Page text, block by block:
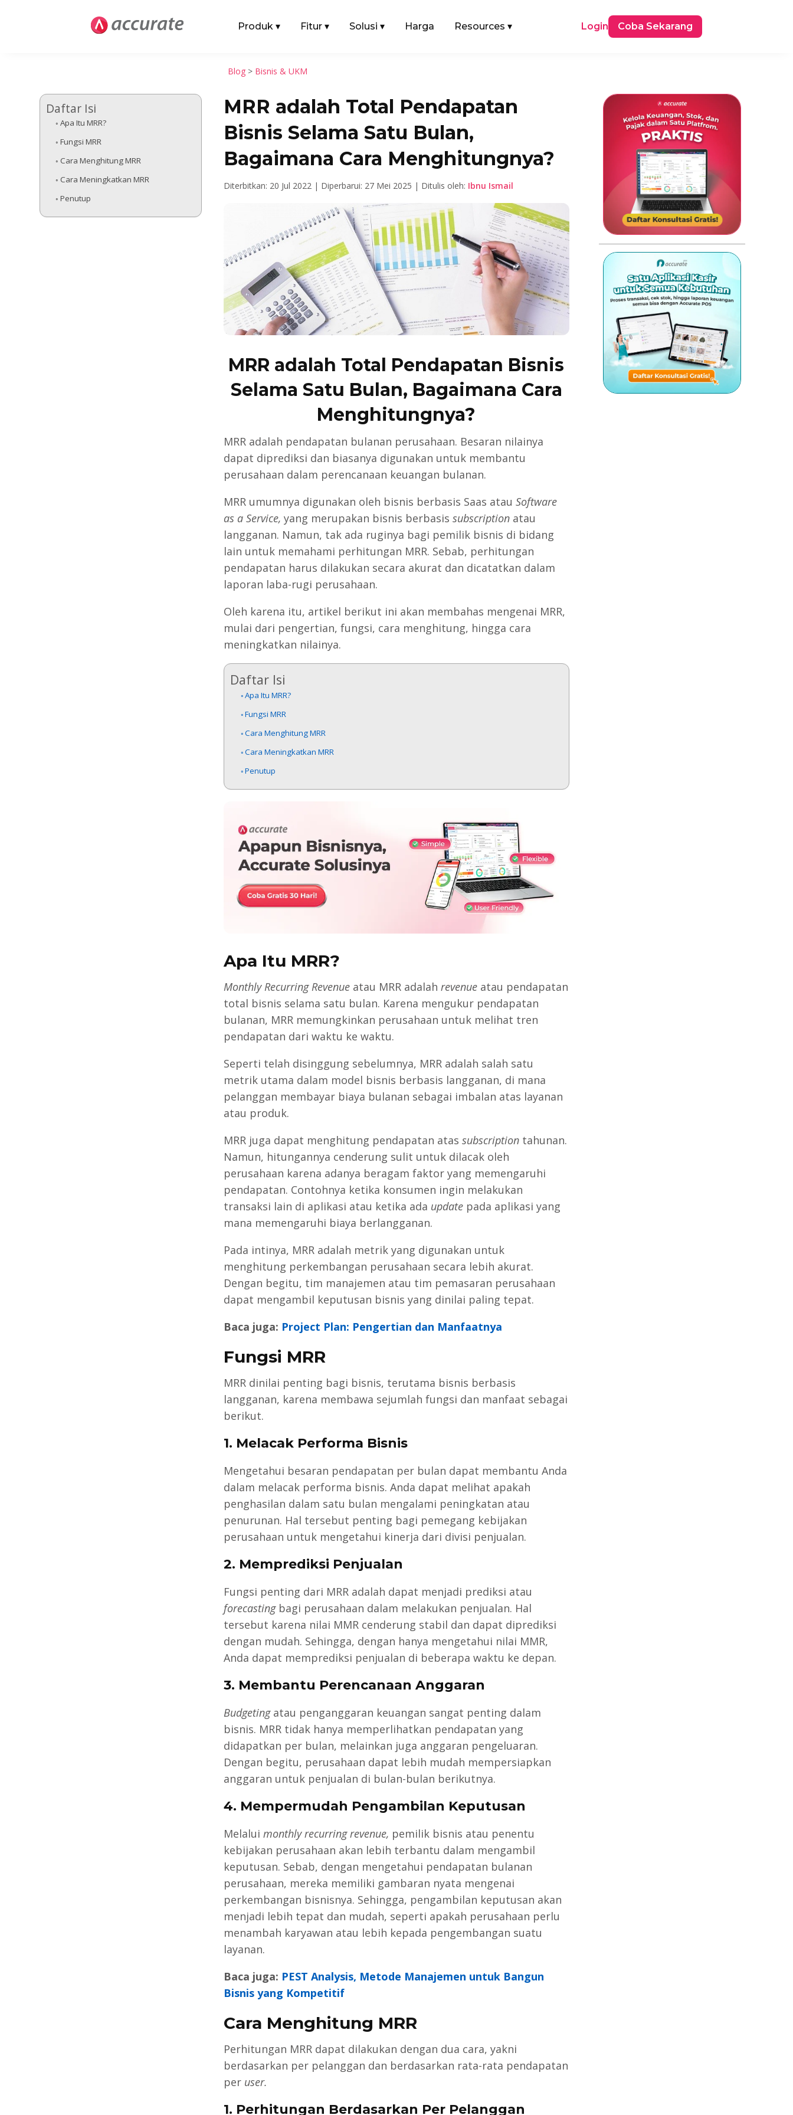
Produk ▾ Fitur ▾ Solusi ▾ Harga Resources ▾ Login Coba Sekarang
Blog > Bisnis & UKM
Daftar Isi
Apa Itu MRR?
Fungsi MRR
Cara Menghitung MRR
Cara Meningkatkan MRR
Penutup
MRR adalah Total Pendapatan
Bisnis Selama Satu Bulan,
Bagaimana Cara Menghitungnya?
Diterbitkan: 20 Jul 2022 | Diperbarui: 27 Mei 2025 | Ditulis oleh: Ibnu Ismail
MRR adalah Total Pendapatan Bisnis
Selama Satu Bulan, Bagaimana Cara
Menghitungnya?
MRR adalah pendapatan bulanan perusahaan. Besaran nilainya
dapat diprediksi dan biasanya digunakan untuk membantu
perusahaan dalam perencanaan keuangan bulanan.
MRR umumnya digunakan oleh bisnis berbasis Saas atau Software
as a Service, yang merupakan bisnis berbasis subscriptionatau
langganan. Namun, tak ada ruginya bagi pemilik bisnis di bidang
lain untuk memahami perhitungan MRR. Sebab, perhitungan
pendapatan harus dilakukan secara akurat dan dicatatkan dalam
laporan laba-rugi perusahaan.
Oleh karena itu, artikel berikut ini akan membahas mengenai MRR,
mulai dari pengertian, fungsi, cara menghitung, hingga cara
meningkatkan nilainya.
Daftar Isi
Apa Itu MRR?
Fungsi MRR
Cara Menghitung MRR
Cara Meningkatkan MRR
Penutup
Apa Itu MRR?
Monthly Recurring Revenueatau MRR adalah revenueatau pendapatan
total bisnis selama satu bulan. Karena mengukur pendapatan
bulanan, MRR memungkinkan perusahaan untuk melihat tren
pendapatan dari waktu ke waktu.
Seperti telah disinggung sebelumnya, MRR adalah salah satu
metrik utama dalam model bisnis berbasis langganan, di mana
pelanggan membayar biaya bulanan sebagai imbalan atas layanan
atau produk.
MRR juga dapat menghitung pendapatan atas subscriptiontahunan.
Namun, hitungannya cenderung sulit untuk dilacak oleh
perusahaan karena adanya beragam faktor yang memengaruhi
pendapatan. Contohnya ketika konsumen ingin melakukan
transaksi lain di aplikasi atau ketika ada update pada aplikasi yang
mana memengaruhi biaya berlangganan.
Pada intinya, MRR adalah metrik yang digunakan untuk
menghitung perkembangan perusahaan secara lebih akurat.
Dengan begitu, tim manajemen atau tim pemasaran perusahaan
dapat mengambil keputusan bisnis yang dinilai paling tepat.
Baca juga: Project Plan: Pengertian dan Manfaatnya
Fungsi MRR
MRR dinilai penting bagi bisnis, terutama bisnis berbasis
langganan, karena membawa sejumlah fungsi dan manfaat sebagai
berikut.
1. Melacak Performa Bisnis
Mengetahui besaran pendapatan per bulan dapat membantu Anda
dalam melacak performa bisnis. Anda dapat melihat apakah
penghasilan dalam satu bulan mengalami peningkatan atau
penurunan. Hal tersebut penting bagi pemegang kebijakan
perusahaan untuk mengetahui kinerja dari divisi penjualan.
2. Memprediksi Penjualan
Fungsi penting dari MRR adalah dapat menjadi prediksi atau
forecastingbagi perusahaan dalam melakukan penjualan. Hal
tersebut karena nilai MMR cenderung stabil dan dapat diprediksi
dengan mudah. Sehingga, dengan hanya mengetahui nilai MMR,
Anda dapat memprediksi penjualan di beberapa waktu ke depan.
3. Membantu Perencanaan Anggaran
Budgetingatau penganggaran keuangan sangat penting dalam
bisnis. MRR tidak hanya memperlihatkan pendapatan yang
didapatkan per bulan, melainkan juga anggaran pengeluaran.
Dengan begitu, perusahaan dapat lebih mudah mempersiapkan
anggaran untuk penjualan di bulan-bulan berikutnya.
4. Mempermudah Pengambilan Keputusan
Melalui monthly recurring revenue, pemilik bisnis atau penentu
kebijakan perusahaan akan lebih terbantu dalam mengambil
keputusan. Sebab, dengan mengetahui pendapatan bulanan
perusahaan, mereka memiliki gambaran nyata mengenai
perkembangan bisnisnya. Sehingga, pengambilan keputusan akan
menjadi lebih tepat dan mudah, seperti apakah perusahaan perlu
menambah karyawan atau lebih kepada pengembangan suatu
layanan.
Baca juga: PEST Analysis, Metode Manajemen untuk Bangun
Bisnis yang Kompetitif
Cara Menghitung MRR
Perhitungan MRR dapat dilakukan dengan dua cara, yakni
berdasarkan per pelanggan dan berdasarkan rata-rata pendapatan
per user.
1. Perhitungan Berdasarkan Per Pelanggan